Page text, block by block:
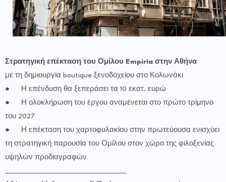
Στρατηγική επέκταση του Ομίλου Empiria στην Αθήνα
με τη δημιουργία boutique ξενοδοχείου στο Κολωνάκι
●
Η επένδυση θα ξεπεράσει τα 10 εκατ. ευρώ
●
Η ολοκλήρωση του έργου αναμένεται στο πρώτο τρίμηνο
του 2027
●
Η επέκταση του χαρτοφυλακίου στην πρωτεύουσα ενισχύει
τη στρατηγική παρουσία του Ομίλου στον χώρο της φιλοξενίας
υψηλών προδιαγραφών